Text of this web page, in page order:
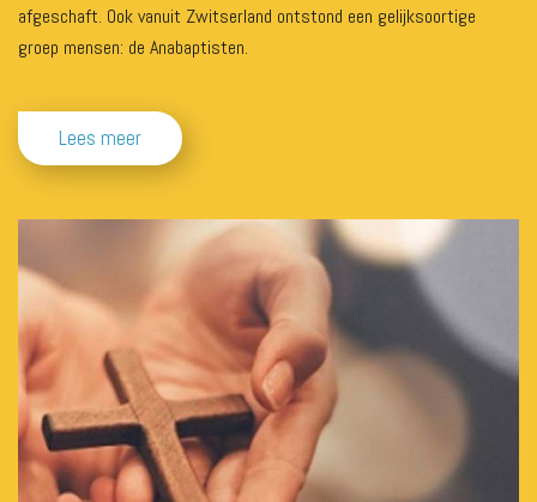
afgeschaft. Ook vanuit Zwitserland ontstond een gelijksoortige
groep mensen: de Anabaptisten.
Lees meer